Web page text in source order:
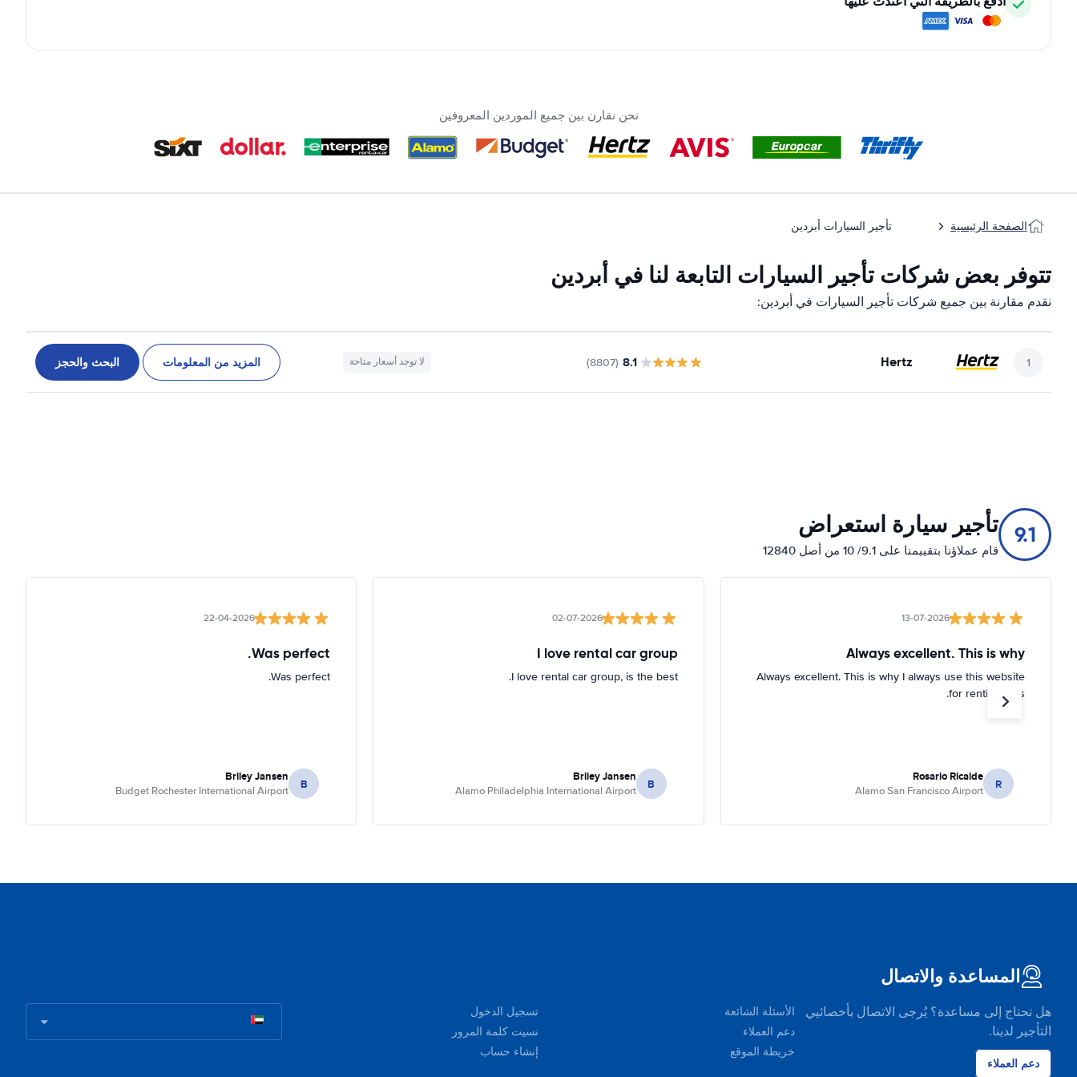
نحن نقارن بين جميع الموردين المعروفين
الصفحة الرئيسية تأجير السيارات أبردين
تتوفر بعض شركات تأجير السيارات التابعة لنا في أبردين
نقدم مقارنة بين جميع شركات تأجير السيارات في أبردين:
Hertz
8.1
(8807) لا توجد أسعار متاحة المزيد من المعلومات البحث والحجز
9.1 تأجير سيارة استعراض
قام عملاؤنا بتقييمنا على 9.1/ 10 من أصل 12840
13-07-2026
Always excellent. This is why
Always excellent. This is why I always use this website
for renting cars.
R
Rosario Ricalde
Alamo San Francisco Airport
02-07-2026
I love rental car group
I love rental car group, is the best.
B
Briley Jansen
Alamo Philadelphia International Airport
22-04-2026
Was perfect.
Was perfect.
B
Briley Jansen
Budget Rochester International Airport
المساعدة والاتصال
هل تحتاج إلى مساعدة؟ يُرجى الاتصال بأخصائيي
التأجير لدينا.
دعم العملاء
الأسئلة الشائعة
دعم العملاء
خريطة الموقع
تسجيل الدخول
نسيت كلمة المرور
إنشاء حساب